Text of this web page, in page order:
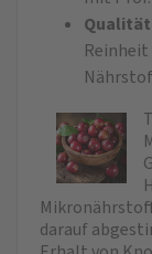
darauf